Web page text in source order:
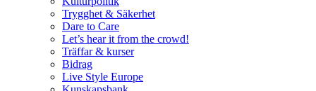
Trygghet & Säkerhet
Dare to Care
Let’s hear it from the crowd!
Träffar & kurser
Bidrag
Live Style Europe